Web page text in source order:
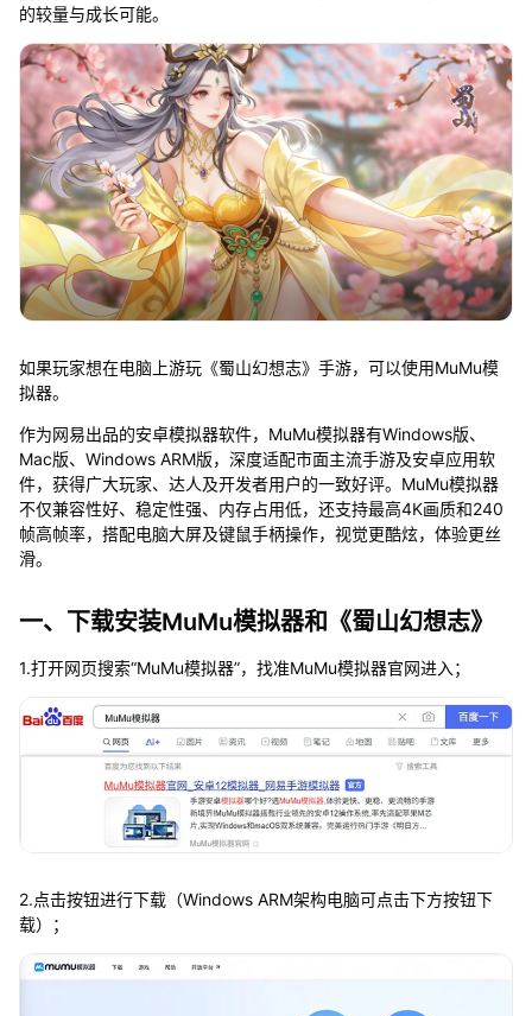
的较量与成长可能。
如果玩家想在电脑上游玩《蜀山幻想志》手游，可以使用MuMu模
拟器。
作为网易出品的安卓模拟器软件，MuMu模拟器有Windows版、
Mac版、Windows ARM版，深度适配市面主流手游及安卓应用软
件，获得广大玩家、达人及开发者用户的一致好评。MuMu模拟器
不仅兼容性好、稳定性强、内存占用低，还支持最高4K画质和240
帧高帧率，搭配电脑大屏及键鼠手柄操作，视觉更酷炫，体验更丝
滑。
一、下载安装MuMu模拟器和《蜀山幻想志》
1.打开网页搜索“MuMu模拟器”，找准MuMu模拟器官网进入；
2.点击按钮进行下载（Windows ARM架构电脑可点击下方按钮下
载）；